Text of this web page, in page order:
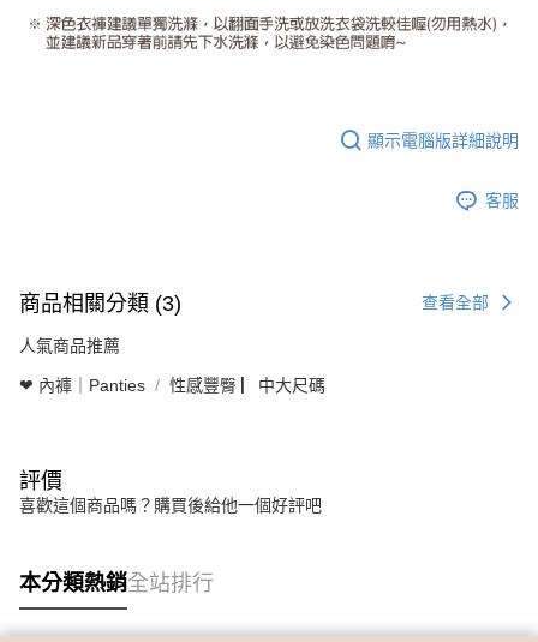
顯示電腦版詳細說明
客服
商品相關分類 (3) 查看全部
人氣商品推薦
❤ 內褲｜Panties 性感豐臀 ▏中大尺碼
評價
喜歡這個商品嗎？購買後給他一個好評吧
本分類熱銷全站排行